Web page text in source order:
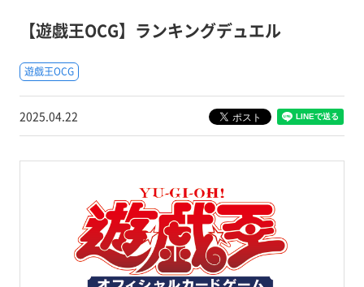
【遊戯王OCG】ランキングデュエル
遊戯王OCG
2025.04.22